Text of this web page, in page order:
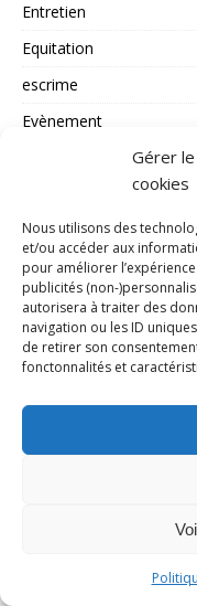
Gérer
cookies
Nous utilisons des
et/ou accéder aux
pour améliorer
publicités (non-
autorisera à traiter des
navigation ou les ID
de retirer son
fonctonnalités et
Entretien
Equitation
escrime
Evènement
Gymnastique
Haltérophilie
Handball
Handisport
Hockey/gazon
Hockey/glace
Inédit